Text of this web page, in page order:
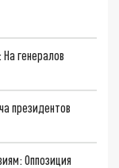
генералов
президентов
Оппозиция